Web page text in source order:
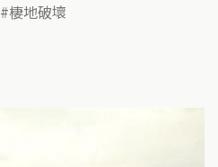
棲地破壞